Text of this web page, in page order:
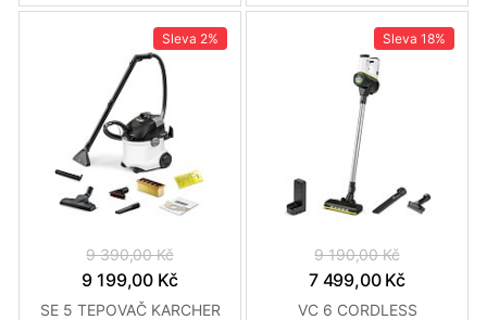
Sleva 2%
9 390,00 Kč
9 199,00 Kč
SE 5 TEPOVAČ KARCHER
Sleva 18%
9 190,00 Kč
7 499,00 Kč
VC 6 CORDLESS